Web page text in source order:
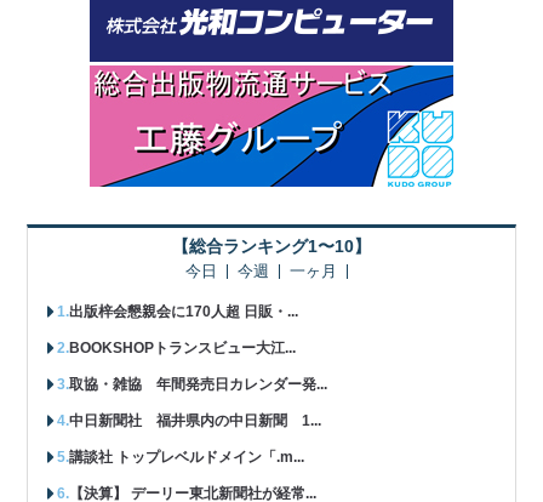
【総合ランキング1〜10】
今日 今週 一ヶ月
出版梓会懇親会に170人超 日販・...
BOOKSHOPトランスビュー大江...
取協・雑協 年間発売日カレンダー発...
中日新聞社 福井県内の中日新聞 1...
講談社 トップレベルドメイン「.m...
【決算】 デーリー東北新聞社が経常...